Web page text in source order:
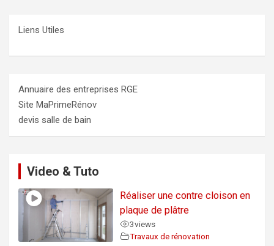
Liens Utiles
Annuaire des entreprises RGE
Site MaPrimeRénov
devis salle de bain
Video & Tuto
Réaliser une contre cloison en
plaque de plâtre
3views
Travaux de rénovation